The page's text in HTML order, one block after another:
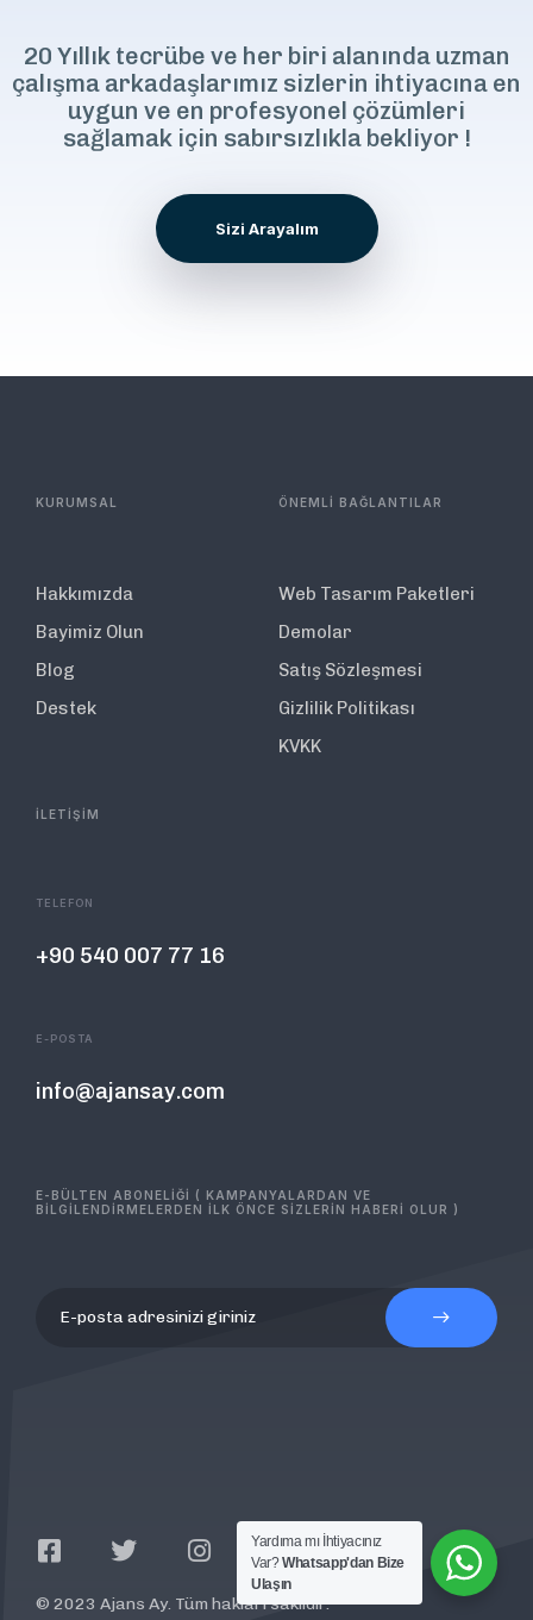
20 Yıllık tecrübe ve her biri alanında uzman
çalışma arkadaşlarımız sizlerin ihtiyacına en
uygun ve en profesyonel çözümleri
sağlamak için sabırsızlıkla bekliyor !
Sizi Arayalım
KURUMSAL
Hakkımızda
Bayimiz Olun
Blog
Destek
ÖNEMLİ BAĞLANTILAR
Web Tasarım Paketleri
Demolar
Satış Sözleşmesi
Gizlilik Politikası
KVKK
İLETİŞİM
TELEFON
+90 540 007 77 16
E-POSTA
info@ajansay.com
E-BÜLTEN ABONELİĞİ ( KAMPANYALARDAN VE
BİLGİLENDİRMELERDEN İLK ÖNCE SİZLERİN HABERİ OLUR )
© 2023 Ajans Ay. Tüm hakları saklıdır.
Yardıma mı İhtiyacınız
Var?Whatsapp'dan Bize
Ulaşın